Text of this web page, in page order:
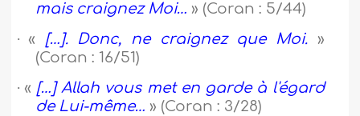
mais craignez Moi… » (Coran : 5/44)
· « […]. Donc, ne craignez que Moi.
»
(Coran : 16/51)
· « […] Allah vous met en garde à l'égard
de Lui-même… » (Coran : 3/28)